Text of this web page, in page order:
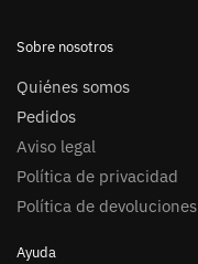
Sobre nosotros
Quiénes somos
Pedidos
Aviso legal
Política de privacidad
Política de devoluciones
Ayuda